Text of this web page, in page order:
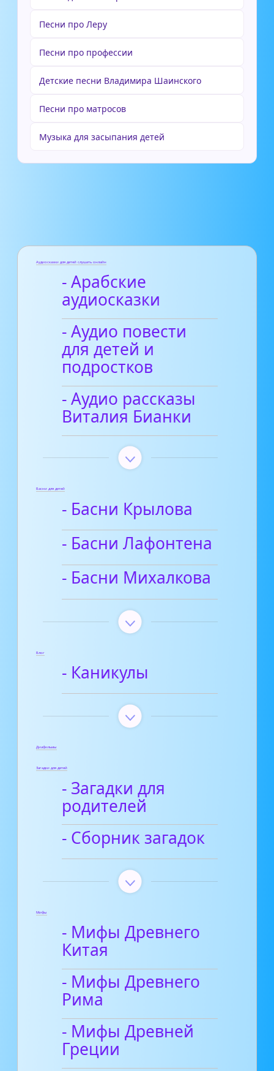
Песни про Леру
Песни про профессии
Детские песни Владимира Шаинского
Песни про матросов
Музыка для засыпания детей
Аудиосказки для детей слушать онлайн
- Арабские
аудиосказки
- Аудио повести
для детей и
подростков
- Аудио рассказы
Виталия Бианки
Басни для детей
- Басни Крылова
- Басни Лафонтена
- Басни Михалкова
Блог
- Каникулы
Диафильмы
Загадки для детей
- Загадки для
родителей
- Сборник загадок
Мифы
- Мифы Древнего
Китая
- Мифы Древнего
Рима
- Мифы Древней
Греции